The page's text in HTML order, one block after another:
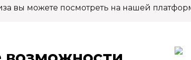
вы можете посмотреть на нашей